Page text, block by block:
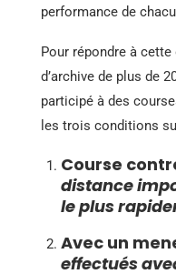
performance de
Pour répondre à
d’archive de plus de
participé à des
les trois conditions
Course
distance
le plus
Avec un
effectués